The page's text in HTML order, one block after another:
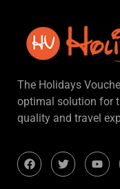
The Holidays
optimal solution for
quality and travel